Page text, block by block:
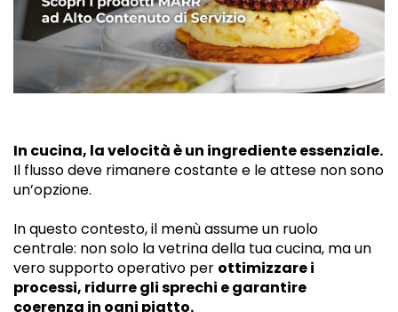
In cucina, la velocità è un ingrediente essenziale.
Il flusso deve rimanere costante e le attese non sono
un’opzione.
In questo contesto, il menù assume un ruolo
centrale: non solo la vetrina della tua cucina, ma un
vero supporto operativo per ottimizzare i
processi, ridurre gli sprechi e garantire
coerenza in ogni piatto.